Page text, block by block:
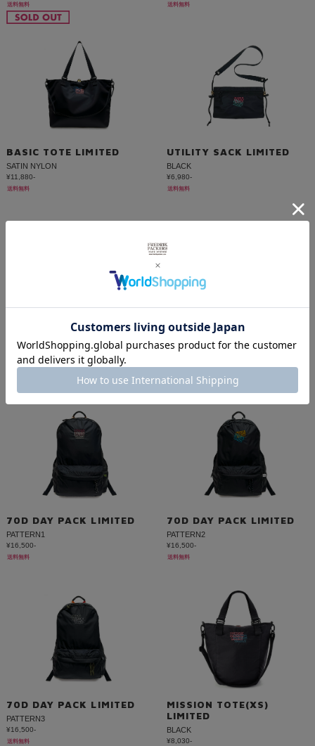
送料無料 送料無料
BASIC TOTE LIMITED
SATIN NYLON
¥11,880-
送料無料
UTILITY SACK LIMITED
BLACK
¥6,980-
送料無料
GRAY
¥6,980-
UTILITY SACK LIMITED
SAGE GREEN
70D DAY PACK LIMITED
PATTERN1
¥16,500-
送料無料
70D DAY PACK LIMITED
PATTERN2
¥16,500-
送料無料
70D DAY PACK LIMITED
PATTERN3
¥16,500-
送料無料
MISSION TOTE(XS)
LIMITED
BLACK
¥8,030-